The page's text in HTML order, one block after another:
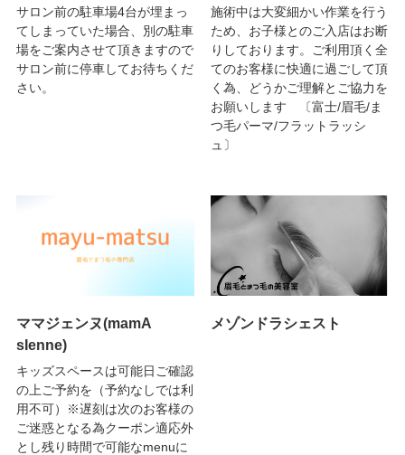
サロン前の駐車場4台が埋まっ
てしまっていた場合、別の駐車
場をご案内させて頂きますので
サロン前に停車してお待ちくだ
さい。
施術中は大変細かい作業を行う
ため、お子様とのご入店はお断
りしております。ご利用頂く全
てのお客様に快適に過ごして頂
く為、どうかご理解とご協力を
お願いします 〔富士/眉毛/ま
つ毛パーマ/フラットラッシ
ュ〕
ママジェンヌ(mamA
sIenne)
キッズスペースは可能日ご確認
の上ご予約を（予約なしでは利
用不可）※遅刻は次のお客様の
ご迷惑となる為クーポン適応外
とし残り時間で可能なmenuに
メゾンドラシェスト